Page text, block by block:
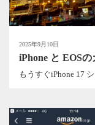
2025年9月10日
iPhone と EOSの
もうすぐiPhone 17